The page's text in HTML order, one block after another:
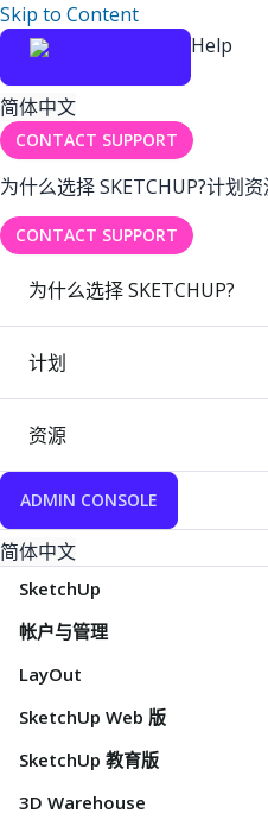
Skip to Content
Help
简体中文
CONTACT SUPPORT
为什么选择 SKETCHUP?计划
CONTACT SUPPORT
为什么选择 SKETCHUP?
计划
资源
ADMIN CONSOLE
简体中文
SketchUp
帐户与管理
LayOut
SketchUp Web 版
SketchUp 教育版
3D Warehouse